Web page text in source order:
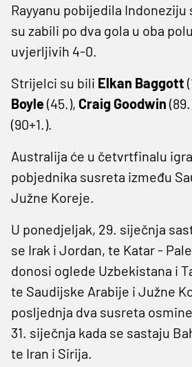
Rayyanu pobijedila
su zabili po dva gola u oba
uvjerljivih 4-0.
Strijelci su bili Elkan Baggott
Boyle(45.), Craig Goodwin
(90+1.).
Australija će u četvrtfinalu
pobjednika susreta između
Južne Koreje.
U ponedjeljak, 29. siječnja
se Irak i Jordan, te Katar -
donosi oglede Uzbekistana i
te Saudijske Arabije i Južne
posljednja dva susreta
31. siječnja kada se sastaju
te Iran i Sirija.